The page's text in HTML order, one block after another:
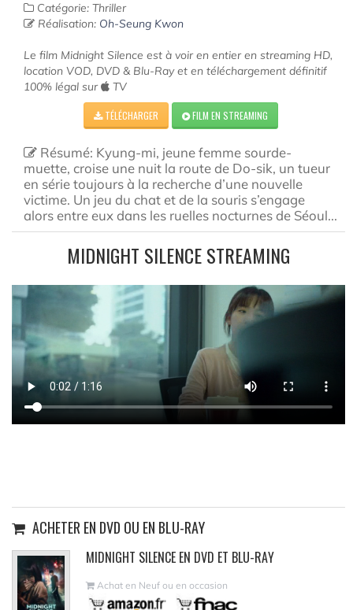
Catégorie: Thriller
Réalisation: Oh-Seung Kwon
Le film Midnight Silence est à voir en entier en streaming HD,
location VOD, DVD & Blu-Ray et en téléchargement définitif
100% légal sur
TV
TÉLÉCHARGER FILM EN STREAMING
Résumé: Kyung-mi, jeune femme sourde-
muette, croise une nuit la route de Do-sik, un tueur
en série toujours à la recherche d’une nouvelle
victime. Un jeu du chat et de la souris s’engage
alors entre eux dans les ruelles nocturnes de Séoul...
MIDNIGHT SILENCE STREAMING
ACHETER EN DVD OU EN BLU-RAY
MIDNIGHT SILENCE EN DVD ET BLU-RAY
Achat en Neuf ou en occasion